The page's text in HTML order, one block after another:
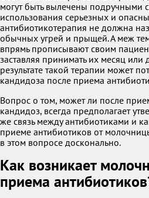
могут быть вылечены подручными
использования серьезных и
антибиотикотерапия не должна
обычных угрей и прыщей. А меж
впрямь прописывают своим
заставляя принимать их месяц или
результате такой терапии может
кандидоза после приема
Вопрос о том, может ли после
кандидоз, всегда предполагает
же связь между антибиотиками и
приеме антибиотиков от
в этом вопросе досконально.
Как возникает
приема